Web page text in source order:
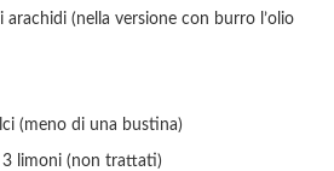
(nella versione con burro l’olio
(meno di una bustina)
limoni (non trattati)